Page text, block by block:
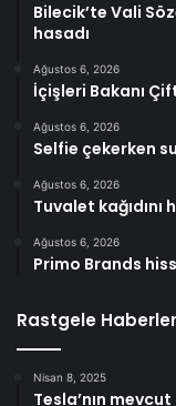
Bilecik’te Vali
hasadı
Ağustos 6, 2026
İçişleri Bakanı
Ağustos 6, 2026
Selfie çekerken
Ağustos 6, 2026
Tuvalet kağıdını
Ağustos 6, 2026
Primo Brands
Rastgele Haberler
Nisan 8, 2025
Tesla’nın